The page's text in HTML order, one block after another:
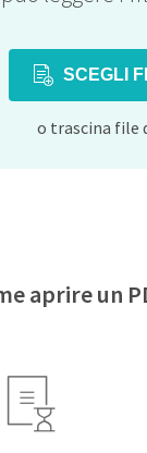
SCEGLI
o trascina file
aprire un